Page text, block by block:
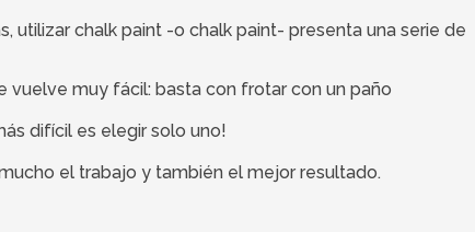
utilizar chalk paint -o chalk paint- presenta una serie de
vuelve muy fácil: basta con frotar con un paño
difícil es elegir solo uno!
el trabajo y también el mejor resultado.